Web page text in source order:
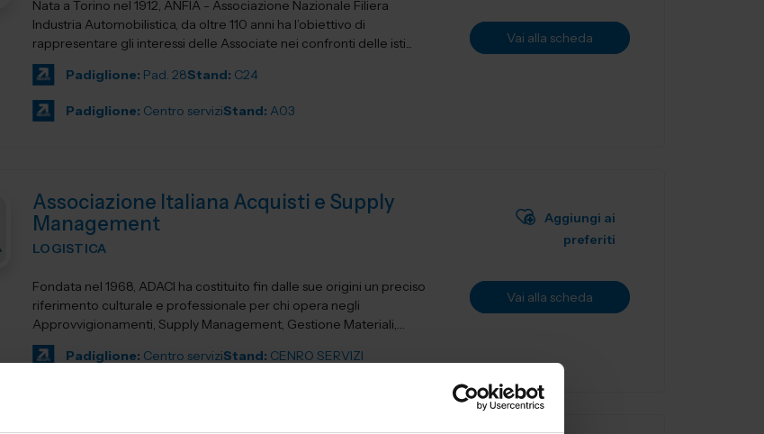
Nata a Torino nel 1912, ANFIA - Associazione Nazionale Filiera
Industria Automobilistica, da oltre 110 anni ha l’obiettivo di
rappresentare gli interessi delle Associate nei confronti delle isti...
Padiglione: Pad. 28Stand: C24
Padiglione: Centro serviziStand: A03
Vai alla scheda
Associazione Italiana Acquisti e Supply
Management
LOGISTICA
Fondata nel 1968, ADACI ha costituito fin dalle sue origini un preciso
riferimento culturale e professionale per chi opera negli
Approvvigionamenti, Supply Management, Gestione Materiali,
Logistica e...
Padiglione: Centro serviziStand: CENRO SERVIZI
Aggiungi ai
preferiti
Vai alla scheda